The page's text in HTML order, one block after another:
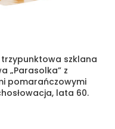
trzypunktowa szklana
„Parasolka” z
pomarańczowymi
lata 60.